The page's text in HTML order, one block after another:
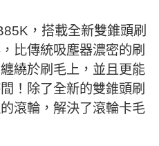
，搭載全新雙錐頭刷
比傳統吸塵器濃密的刷
繞於刷毛上，並且更能
！除了全新的雙錐頭刷
滾輪，解決了滾輪卡毛